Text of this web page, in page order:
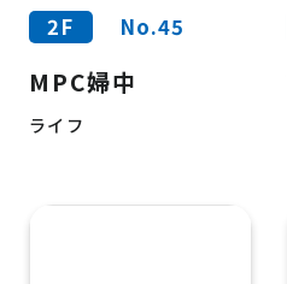
2F No.45
MPC婦中
ライフ